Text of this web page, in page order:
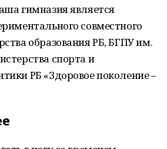
гимназия является
совместного
образования РБ, БГПУ им.
спорта и
РБ «Здоровое поколение –